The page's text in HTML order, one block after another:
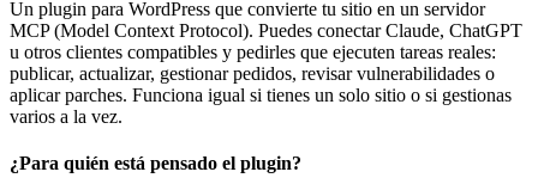
Un plugin para WordPress que convierte tu sitio en un servidor
MCP (Model Context Protocol). Puedes conectar Claude, ChatGPT
u otros clientes compatibles y pedirles que ejecuten tareas reales:
publicar, actualizar, gestionar pedidos, revisar vulnerabilidades o
aplicar parches. Funciona igual si tienes un solo sitio o si gestionas
varios a la vez.
¿Para quién está pensado el plugin?